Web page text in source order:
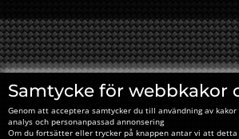
Samtycke för webbkakor
Genom att acceptera samtycker du till användning av
analys och personanpassad annonsering
Om du fortsätter eller trycker på knappen antar vi att detta